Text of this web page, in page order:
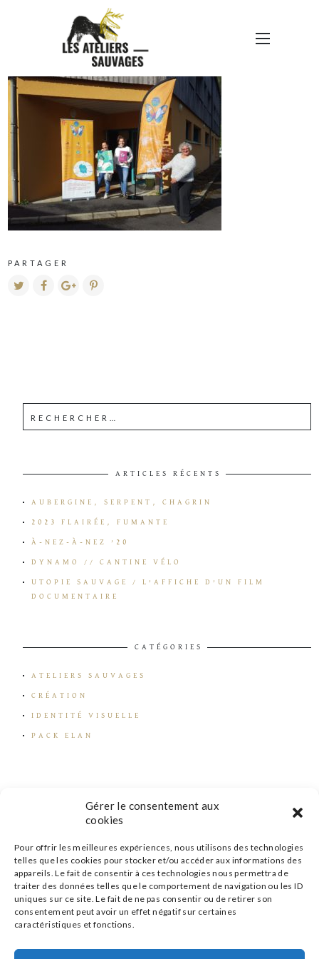
Gérer le consentement aux
cookies
Pour offrir les meilleures expériences, nous utilisons des technologies
telles que les cookies pour stocker et/ou accéder aux informations des
appareils. Le fait de consentir à ces technologies nous permettra de
traiter des données telles que le comportement de navigation ou les ID
uniques sur ce site. Le fait de ne pas consentir ou de retirer son
consentement peut avoir un effet négatif sur certaines
caractéristiques et fonctions.
PAPILLON_FRINGANT
PARTAGER
ARTICLES RÉCENTS
AUBERGINE, SERPENT, CHAGRIN
2023 FLAIRÉE, FUMANTE
À-NEZ-À-NEZ ’20
DYNAMO // CANTINE VÉLO
UTOPIE SAUVAGE / L’AFFICHE D’UN FILM
DOCUMENTAIRE
CATÉGORIES
ATELIERS SAUVAGES
CRÉATION
IDENTITÉ VISUELLE
PACK ELAN
s'inscrire à la newsletter